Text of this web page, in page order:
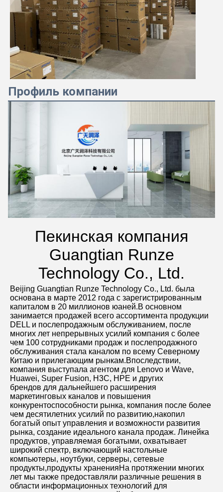
Профиль компании
Пекинская компания
Guangtian Runze
Technology Co., Ltd.
Beijing Guangtian Runze Technology Co., Ltd. была
основана в марте 2012 года с зарегистрированным
капиталом в 20 миллионов юаней.В основном
занимается продажей всего ассортимента продукции
DELL и послепродажным обслуживанием, после
многих лет непрерывных усилий компания с более
чем 100 сотрудниками продаж и послепродажного
обслуживания стала каналом по всему Северному
Китаю и прилегающим рынкам.Впоследствии,
компания выступала агентом для Lenovo и Wave,
Huawei, Super Fusion, H3C, HPE и других
брендов для дальнейшего расширения
маркетинговых каналов и повышения
конкурентоспособности рынка, компания после более
чем десятилетних усилий по развитию,накопил
богатый опыт управления и возможности развития
рынка, создание идеального канала продаж. Линейка
продуктов, управляемая богатыми, охватывает
широкий спектр, включающий настольные
компьютеры, ноутбуки, серверы, сетевые
продукты,продукты храненияНа протяжении многих
лет мы также предоставляли различные решения в
области информационных технологий для